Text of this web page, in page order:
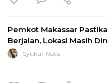
Pemkot Makassar
Berjalan, Lokasi Masih
Syukur Nutu